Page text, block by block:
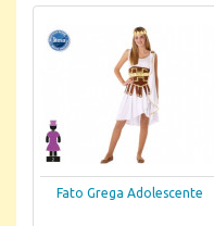
Fato Grega Adolescente